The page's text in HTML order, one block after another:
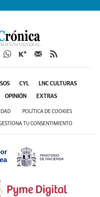
CYL LNC CULTURAS
OPINIÓN EXTRAS
POLÍTICA DE COOKIES
TU CONSENTIMIENTO